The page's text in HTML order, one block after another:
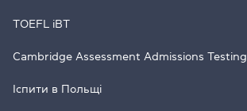
TOEFL iBT
Cambridge Assessment Admissions Testing
Іспити в Польщі